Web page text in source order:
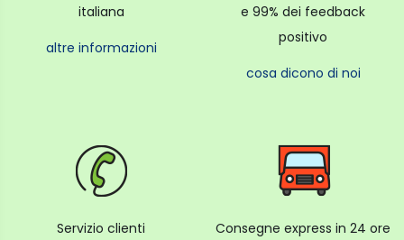
italiana
altre informazioni
e 99% dei feedback
positivo
cosa dicono di noi
Servizio clienti
Consegne express in 24 ore